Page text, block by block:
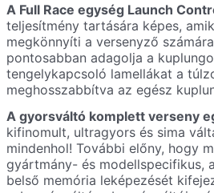
A Full Race egység Launch
teljesítmény tartására képes,
megkönnyíti a versenyző
pontosabban adagolja a
tengelykapcsoló lamellákat a
meghosszabbítva az egész
A gyorsváltó komplett verseny
kifinomult, ultragyors és sima
mindenhol! További előny, hogy
gyártmány- és modellspecifikus,
belső memória leképezését